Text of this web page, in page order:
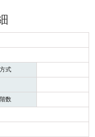
式
数